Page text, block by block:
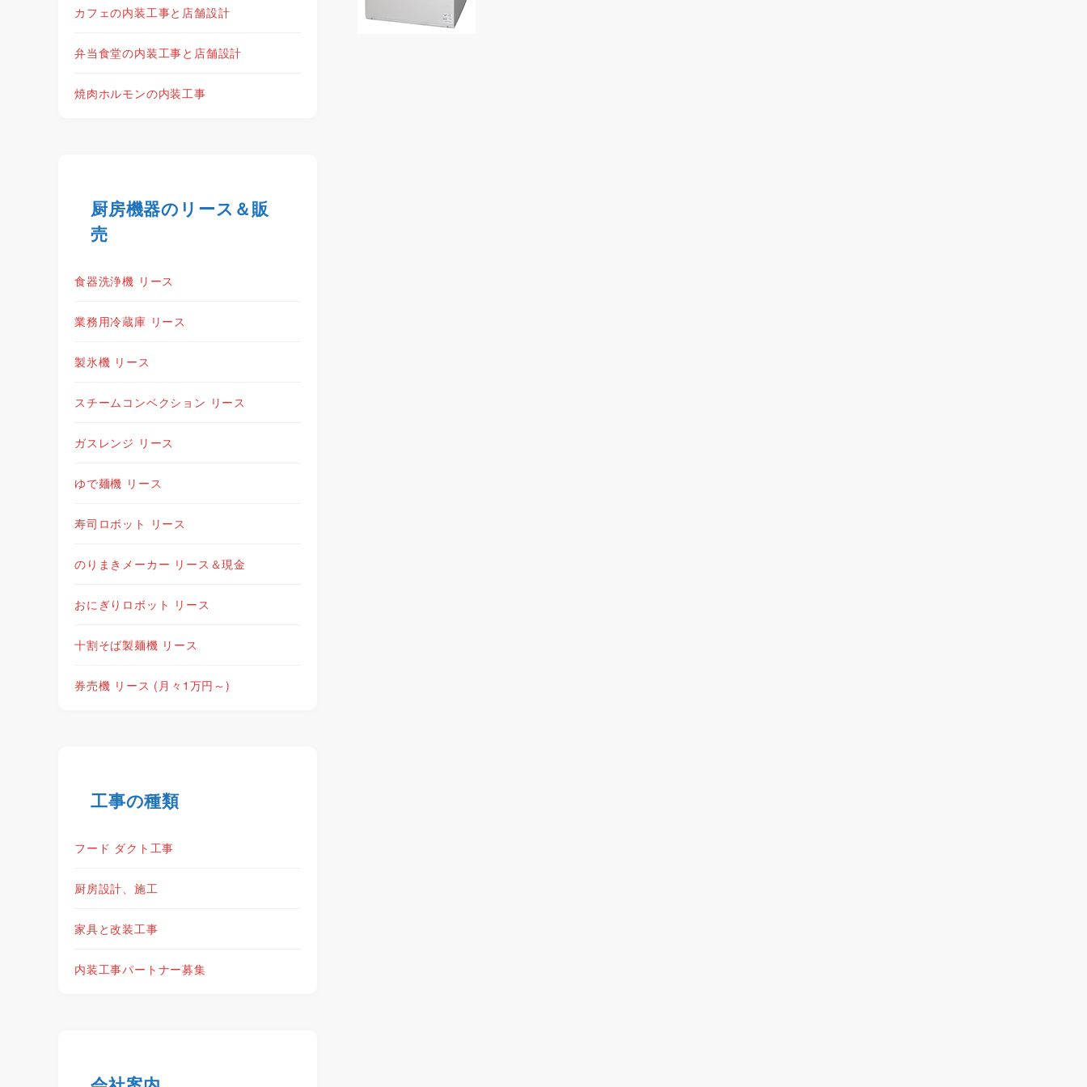
カフェの内装工事と店舗設計
弁当食堂の内装工事と店舗設計
焼肉ホルモンの内装工事
厨房機器のリース＆販
売
食器洗浄機 リース
業務用冷蔵庫 リース
製氷機 リース
スチームコンベクション リース
ガスレンジ リース
ゆで麺機 リース
寿司ロボット リース
のりまきメーカー リース＆現金
おにぎりロボット リース
十割そば製麺機 リース
券売機 リース (月々1万円～)
工事の種類
フード ダクト工事
厨房設計、施工
家具と改装工事
内装工事パートナー募集